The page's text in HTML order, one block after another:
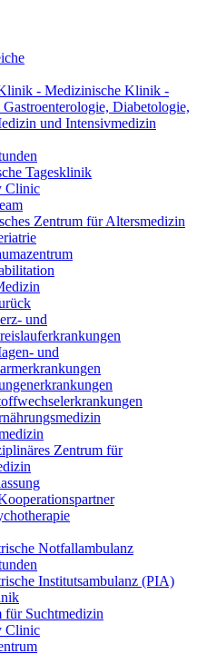
- Medizinische Klinik -
Diabetologie,
und Intensivmedizin
Tagesklinik
Clinic
Zentrum für Altersmedizin
und
und
Zentrum für
Notfallambulanz
Institutsambulanz (PIA)
für Suchtmedizin
Clinic